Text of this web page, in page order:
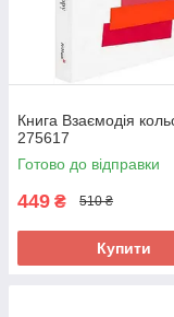
Книга Взаємодія
275617
Готово до відправки
449 ₴ 510 ₴
Купити